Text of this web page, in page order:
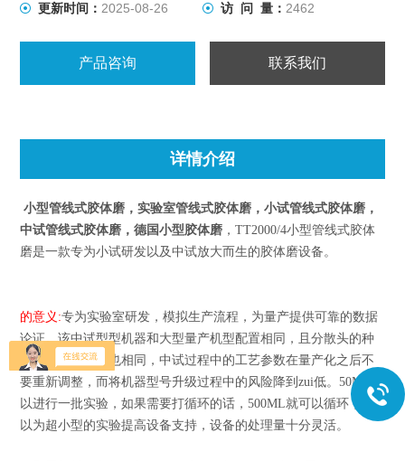
分灵活。
更新时间： 2025-08-26 访 问 量： 2462
产品咨询 联系我们
详情介绍
小型管线式胶体磨，实验室管线式胶体磨，小试管线式胶体磨，
中试管线式胶体磨，德国小型胶体磨 ，TT2000/4小型管线式胶体
磨是一款专为小试研发以及中试放大而生的胶体磨设备。
的意义:专为实验室研发，模拟生产流程，为量产提供可靠的数据
论证。该中试型型机器和大型量产机型配置相同，且分散头的种
类及相应线速度也相同，中试过程中的工艺参数在量产化之后不
要重新调整，而将机器型号升级过程中的风险降到zui低。50ML可
以进行一批实验，如果需要打循环的话，500ML就可以循环，可
以为超小型的实验提高设备支持，设备的处理量十分灵活。